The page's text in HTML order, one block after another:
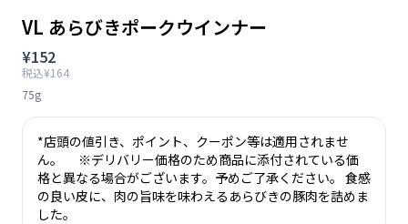
VL あらびきポークウインナー
¥152
税込¥164
75g
*店頭の値引き、ポイント、クーポン等は適用されませ
ん。 ※デリバリー価格のため商品に添付されている価
格と異なる場合がございます。予めご了承ください。 食感
の良い皮に、肉の旨味を味わえるあらびきの豚肉を詰めま
した。